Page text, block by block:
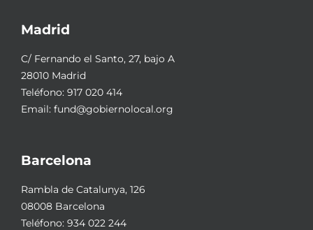
Madrid
C/ Fernando el Santo, 27, bajo A
28010 Madrid
Teléfono: 917 020 414
Email: fund@gobiernolocal.org
Barcelona
Rambla de Catalunya, 126
08008 Barcelona
Teléfono: 934 022 244